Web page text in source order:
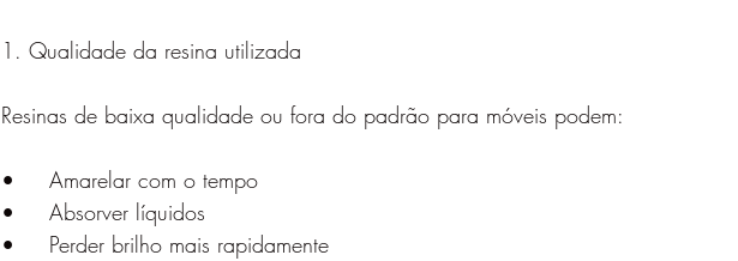
1. Qualidade da resina utilizada
Resinas de baixa qualidade ou fora do padrão para móveis podem:
•	Amarelar com o tempo
•	Absorver líquidos
•	Perder brilho mais rapidamente